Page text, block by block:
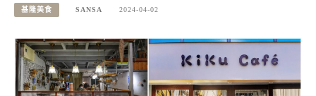
基隆美食 SANSA 2024-04-02